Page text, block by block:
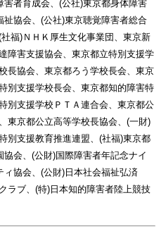
者育成会、(公社)東京都身体障害
協会、(公社)東京聴覚障害者総合
福)ＮＨＫ厚生文化事業団、東京新
障害支援協会、東京都立特別支援学
長協会、東京都ろう学校長会、東京
別支援学校長会、東京都知的障害特
別支援学校ＰＴＡ連合会、東京都公
東京都公立高等学校長協会、(一財)
別支援教育推進連盟、(社福)東京都
会、(公財)国際障害者年記念ナイ
協会、(公財)日本社会福祉弘済
ラブ、(特)日本知的障害者陸上競技